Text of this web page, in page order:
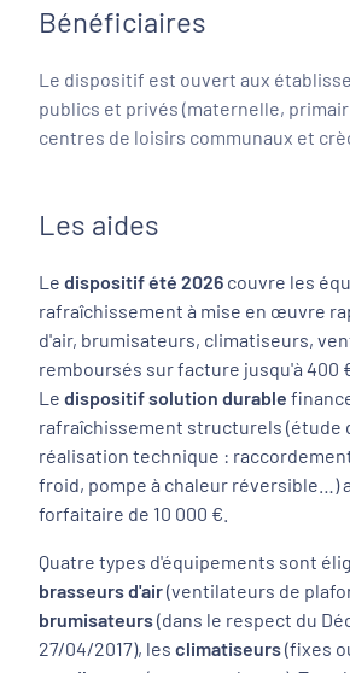
Bénéficiaires
Le dispositif est ouvert aux
publics et privés (maternelle,
centres de loisirs communaux et
Les aides
Le dispositif été 2026 couvre les
rafraîchissement à mise en œuvre
d'air, brumisateurs, climatiseurs,
remboursés sur facture jusqu'à 400
Le dispositif solution durable
rafraîchissement structurels (étude
réalisation technique :
froid, pompe à chaleur réversible…)
forfaitaire de 10 000 €.
Quatre types d'équipements sont
brasseurs d'air(ventilateurs de
brumisateurs(dans le respect du
27/04/2017), les climatiseurs(fixes